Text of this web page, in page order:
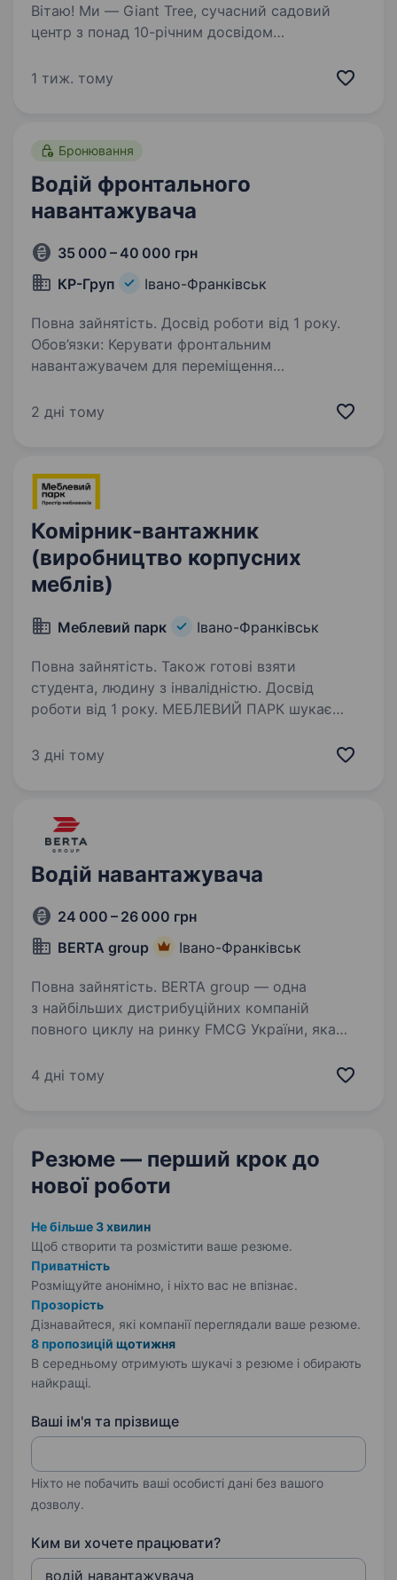
Вітаю! Ми — Giant Tree, сучасний садовий
центр з понад 10-річним досвідом
рослинами. Через активне зростання
1 тиж. тому
Бронювання
Водій фронтального
навантажувача
35 000 – 40 000 грн
КР-Груп
Івано-Франківськ
Повна зайнятість. Досвід роботи від 1 року.
Обов’язки: Керувати фронтальним
навантажувачем для переміщення
майданчику. Забезпечувати безпечну
2 дні тому
Комірник-вантажник
(виробництво корпусних
меблів)
Меблевий парк Івано-Франківськ
Повна зайнятість. Також готові взяти
студента, людину з інвалідністю. Досвід
роботи від 1 року. МЕБЛЕВИЙ ПАРК шукає
(виробництво корпусних меблів) Обов’язки:
3 дні тому
Водій навантажувача
24 000 – 26 000 грн
BERTA group
Івано-Франківськ
Повна зайнятість. BERTA group — одна
з найбільших дистрибуційних компаній
повного циклу на ринку FMCG України, яка
30 років ми постачаємо на території 10
4 дні тому
Резюме — перший крок до
нової роботи
Не більше 3 хвилин
Щоб створити та розмістити ваше резюме.
Приватність
Розміщуйте анонімно, і ніхто вас не впізнає.
Прозорість
Дізнавайтеся, які компанії переглядали ваше резюме.
8 пропозицій щотижня
В середньому отримують шукачі з резюме і обирають
найкращі.
Ваші ім'я та прізвище
Ніхто не побачить ваші особисті дані без вашого
дозволу.
Ким ви хочете працювати?